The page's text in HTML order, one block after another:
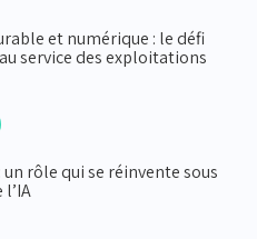
et numérique : le défi
service des exploitations
rôle qui se réinvente sous